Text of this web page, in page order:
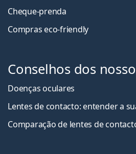
Cheque-prenda
Compras eco-friendly
Conselhos dos
Doenças oculares
Lentes de contacto: entender a
Comparação de lentes de